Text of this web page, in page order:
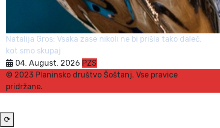
Natalija Gros: Vsaka zase nikoli ne bi prišla tako daleč,
kot smo skupaj
04. August, 2026 PZS
© 2023 Planinsko društvo Šoštanj. Vse pravice
pridržane.
⟳